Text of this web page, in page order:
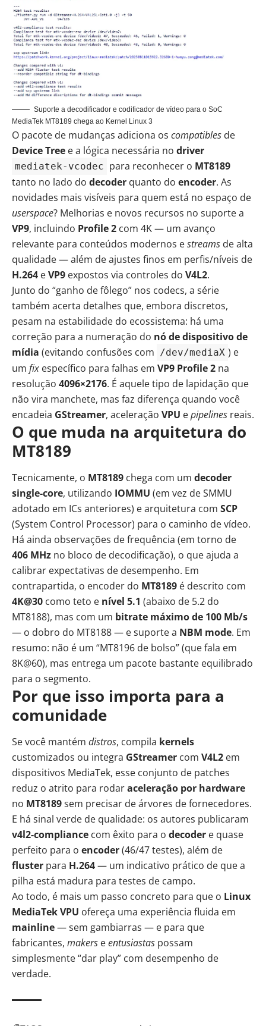
Suporte a decodificador e codificador de vídeo para o SoC
MediaTek MT8189 chega ao Kernel Linux 3
O pacote de mudanças adiciona os compatibles de
Device Tree e a lógica necessária no driver
mediatek-vcodec para reconhecer o MT8189
tanto no lado do decoder quanto do encoder. As
novidades mais visíveis para quem está no espaço de
userspace? Melhorias e novos recursos no suporte a
VP9, incluindo Profile 2 com 4K — um avanço
relevante para conteúdos modernos estreams de alta
qualidade — além de ajustes finos em perfis/níveis de
H.264 eVP9 expostos via controles do V4L2.
Junto do “ganho de fôlego” nos codecs, a série
também acerta detalhes que, embora discretos,
pesam na estabilidade do ecossistema: há uma
correção para a numeração do nó de dispositivo de
mídia (evitando confusões com /dev/mediaX ) e
um fix específico para falhas em VP9 Profile 2 na
resolução 4096×2176. É aquele tipo de lapidação que
não vira manchete, mas faz diferença quando você
encadeia GStreamer, aceleração VPU epipelines reais.
O que muda na arquitetura do
MT8189
Tecnicamente, o MT8189 chega com um decoder
single-core, utilizando IOMMU (em vez de SMMU
adotado em ICs anteriores) e arquitetura com SCP
(System Control Processor) para o caminho de vídeo.
Há ainda observações de frequência (em torno de
406 MHz no bloco de decodificação), o que ajuda a
calibrar expectativas de desempenho. Em
contrapartida, o encoder do MT8189 é descrito com
4K@30 como teto e nível 5.1 (abaixo de 5.2 do
MT8188), mas com um bitrate máximo de 100 Mb/s
— o dobro do MT8188 — e suporte a NBM mode. Em
resumo: não é um “MT8196 de bolso” (que fala em
8K@60), mas entrega um pacote bastante equilibrado
para o segmento.
Por que isso importa para a
comunidade
Se você mantém distros, compila kernels
customizados ou integra GStreamer com V4L2 em
dispositivos MediaTek, esse conjunto de patches
reduz o atrito para rodaraceleração por hardware
no MT8189sem precisar de árvores de fornecedores.
E há sinal verde de qualidade: os autores publicaram
v4l2-compliance com êxito para o decoder e quase
perfeito para o encoder(46/47 testes), além de
fluster para H.264— um indicativo prático de que a
pilha está madura para testes de campo.
Ao todo, é mais um passo concreto para que o Linux
MediaTek VPU ofereça uma experiência fluida em
mainline— sem gambiarras — e para que
fabricantes, makers eentusiastas possam
simplesmente “dar play” com desempenho de
verdade.